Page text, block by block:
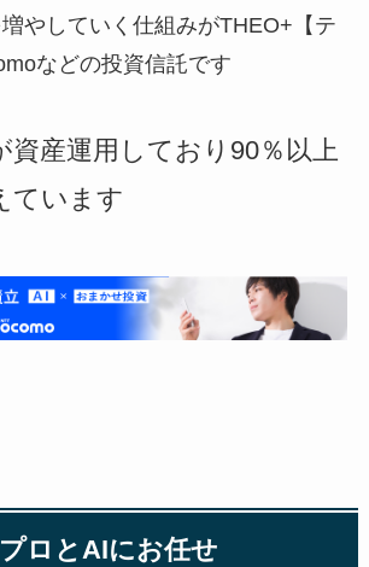
やしていく仕組みがTHEO+【テ
などの投資信託です
資産運用しており90％以上
ています
ロとAIにお任せ